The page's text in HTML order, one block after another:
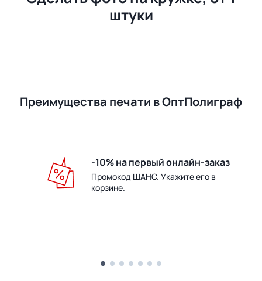
штуки
Преимущества печати в ОптПолиграф
-10% на первый онлайн-заказ
Промокод ШАНС. Укажите его в
корзине.